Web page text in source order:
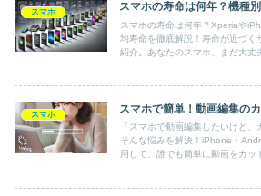
スマホ スマホの寿命は何年？機種
スマホの寿命は何年？Xperiaや
均寿命を徹底解説！寿命が近づく
紹介。あなたのスマホ、まだ大丈
スマホ スマホで簡単！動画編集の
「スマホで動画編集したいけど
そんな悩みを解決！iPhone・
用して、誰でも簡単に動画をカッ